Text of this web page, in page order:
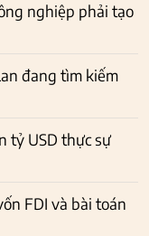
nghiệp phải tạo
đang tìm kiếm
tỷ USD thực sự
FDI và bài toán